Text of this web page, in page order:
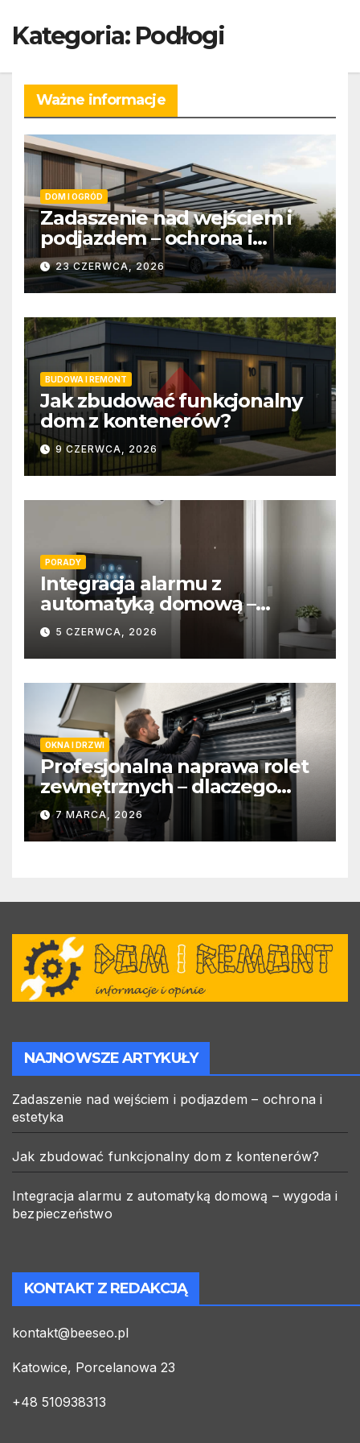
Kategoria: Podłogi
Ważne informacje
DOM I OGRÓD
Zadaszenie nad wejściem i
podjazdem – ochrona i
estetyka
23 CZERWCA, 2026
BUDOWA I REMONT
Jak zbudować funkcjonalny
dom z kontenerów?
9 CZERWCA, 2026
PORADY
Integracja alarmu z
automatyką domową –
wygoda i bezpieczeństwo
5 CZERWCA, 2026
OKNA I DRZWI
Profesjonalna naprawa rolet
zewnętrznych – dlaczego
warto zlecić ją specjalistom?
7 MARCA, 2026
NAJNOWSZE ARTYKUŁY
Zadaszenie nad wejściem i podjazdem – ochrona i
estetyka
Jak zbudować funkcjonalny dom z kontenerów?
Integracja alarmu z automatyką domową – wygoda i
bezpieczeństwo
KONTAKT Z REDAKCJĄ
kontakt@beeseo.pl
Katowice, Porcelanowa 23
+48 510938313